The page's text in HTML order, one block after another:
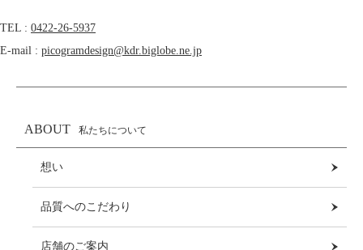
TEL : 0422-26-5937
E-mail : picogramdesign@kdr.biglobe.ne.jp
ABOUT 私たちについて
想い
品質へのこだわり
店舗のご案内